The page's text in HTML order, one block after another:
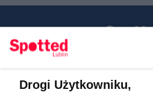
Drogi Użytkowniku,